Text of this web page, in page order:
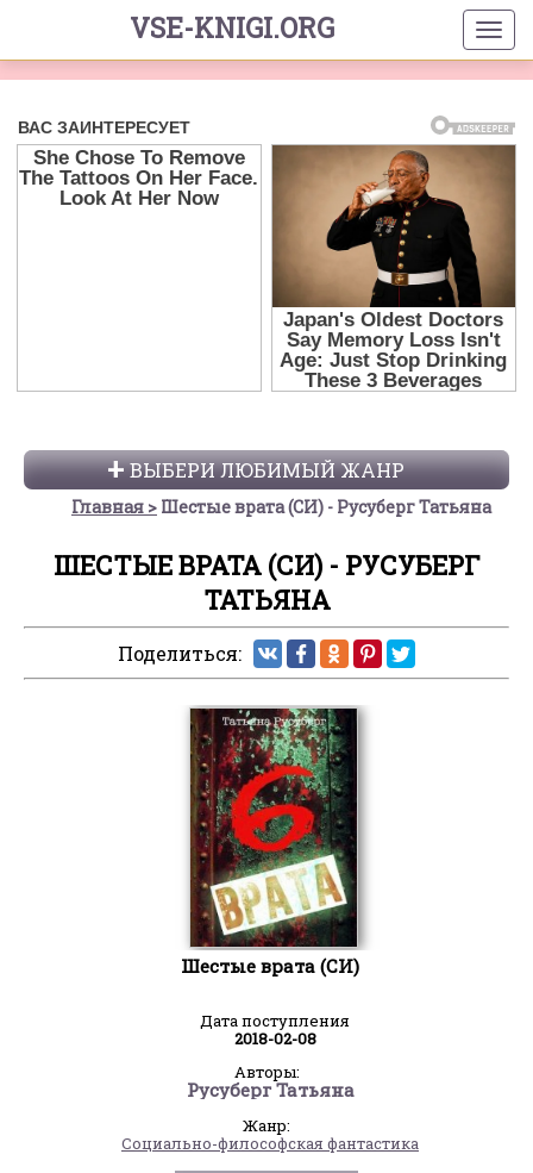
VSE-KNIGI.ORG
ВЫБЕРИ ЛЮБИМЫЙ ЖАНР
Главная Шестые врата (СИ) - Русуберг Татьяна
ШЕСТЫЕ ВРАТА (СИ) - РУСУБЕРГ
ТАТЬЯНА
Поделиться:
Шестые врата (СИ)
Дата поступления
2018-02-08
Авторы:
Русуберг Татьяна
Жанр:
Социально-философская фантастика